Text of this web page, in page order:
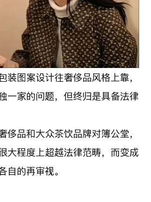
装图案设计往奢侈品风格上靠，
一家的问题，但终归是具备法律
侈品和大众茶饮品牌对簿公堂，
大程度上超越法律范畴，而变成
自的再审视。